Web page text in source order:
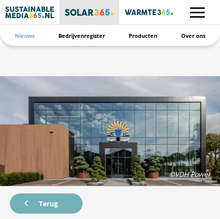
Nieuws Bedrijvenregister Producten Over ons
Terug
©VDH Power